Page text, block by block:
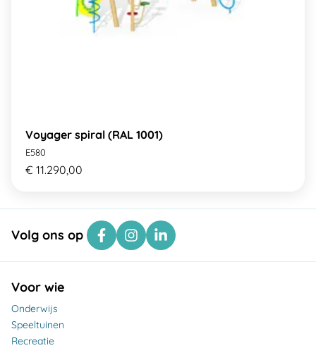
Voyager spiral (RAL 1001)
E580
€ 11.290,00
Volg ons op
Voor wie
Onderwijs
Speeltuinen
Recreatie